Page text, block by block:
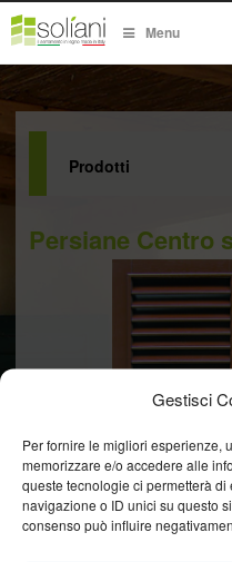
Gestisci
Per fornire le migliori esperienze,
memorizzare e/o accedere alle
queste tecnologie ci permetterà
navigazione o ID unici su questo
consenso può influire
Menu
Prodotti
Persiane Centro